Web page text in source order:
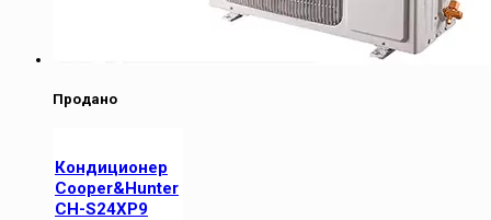
Продано
Кондиционер
Cooper&Hunter
CH-S24XP9